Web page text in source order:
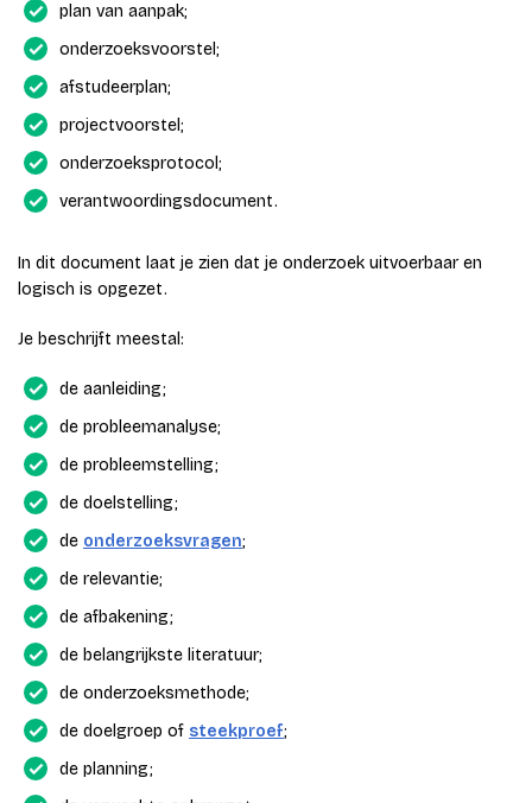
plan van aanpak;
onderzoeksvoorstel;
afstudeerplan;
projectvoorstel;
onderzoeksprotocol;
verantwoordingsdocument.
In dit document laat je zien dat je onderzoek uitvoerbaar en
logisch is opgezet.
Je beschrijft meestal:
de aanleiding;
de probleemanalyse;
de probleemstelling;
de doelstelling;
de onderzoeksvragen;
de relevantie;
de afbakening;
de belangrijkste literatuur;
de onderzoeksmethode;
de doelgroep of steekproef;
de planning;